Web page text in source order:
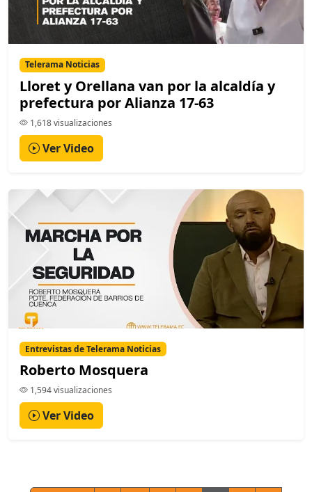
Telerama Noticias
Lloret y Orellana van por la alcaldía y
prefectura por Alianza 17-63
1,618 visualizaciones
Ver Video
Entrevistas de Telerama Noticias
Roberto Mosquera
1,594 visualizaciones
Ver Video